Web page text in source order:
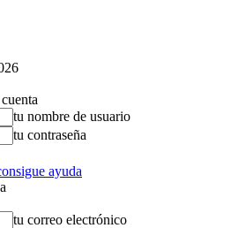
tu nombre de usuario
tu contraseña
ayuda
tu correo electrónico